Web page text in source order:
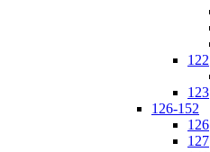
122
123
126-152
126
127